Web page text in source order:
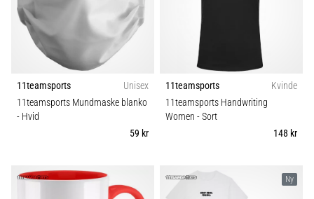
Vis
11teamsports
Unisex
11teamsports Mundmaske blanko
- Hvid
59 kr
11teamsports
Kvinde
11teamsports Handwriting
Women - Sort
148 kr
Ny